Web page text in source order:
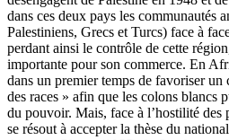
dans ces deux pays les communautés
Palestiniens, Grecs et Turcs) face à
perdant ainsi le contrôle de cette
importante pour son commerce. En
dans un premier temps de favoriser un
des races » afin que les colons blancs
du pouvoir. Mais, face à l’hostilité des
se résout à accepter la thèse du